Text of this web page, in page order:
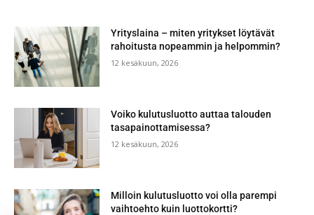
Yrityslaina – miten yritykset löytävät
rahoitusta nopeammin ja helpommin?
12 kesäkuun, 2026
Voiko kulutusluotto auttaa talouden
tasapainottamisessa?
12 kesäkuun, 2026
Milloin kulutusluotto voi olla parempi
vaihtoehto kuin luottokortti?